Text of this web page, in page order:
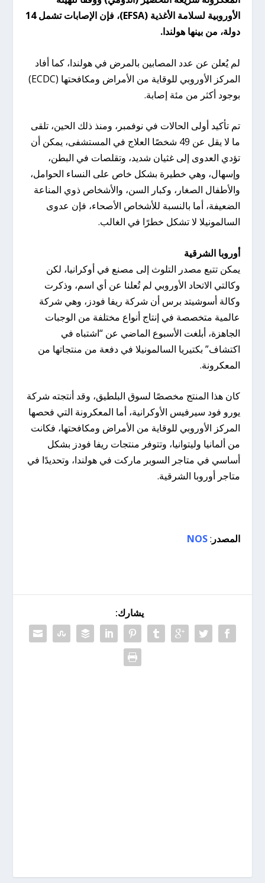
الأوروبية لسلامة الأغذية (EFSA)، فإن الإصابات تشمل 14
دولة، من بينها هولندا.
لم يُعلن عن عدد المصابين بالمرض في هولندا، كما أفاد
المركز الأوروبي للوقاية من الأمراض ومكافحتها (ECDC)
بوجود أكثر من مئة إصابة.
تم تأكيد أولى الحالات في نوفمبر، ومنذ ذلك الحين، تلقى
ما لا يقل عن 49 شخصًا العلاج في المستشفى، يمكن أن
تؤدي العدوى إلى غثيان شديد، وتقلصات في البطن،
وإسهال، وهي خطيرة بشكل خاص على النساء الحوامل،
والأطفال الصغار، وكبار السن، والأشخاص ذوي المناعة
الضعيفة، أما بالنسبة للأشخاص الأصحاء، فإن عدوى
السالمونيلا لا تشكل خطرًا في الغالب.
أوروبا الشرقية
يمكن تتبع مصدر التلوث إلى مصنع في أوكرانيا، لكن
وكالتي الاتحاد الأوروبي لم تُعلنا عن أي اسم، وذكرت
وكالة أسوشيتد برس أن شركة ريفا فودز، وهي شركة
عالمية متخصصة في إنتاج أنواع مختلفة من الوجبات
الجاهزة، أبلغت الأسبوع الماضي عن “اشتباه في
اكتشاف” بكتيريا السالمونيلا في دفعة من منتجاتها من
المعكرونة.
كان هذا المنتج مخصصًا لسوق البلطيق، وقد أنتجته شركة
يورو فود سيرفيس الأوكرانية، أما المعكرونة التي فحصها
المركز الأوروبي للوقاية من الأمراض ومكافحتها، فكانت
من ألمانيا وليتوانيا، وتتوفر منتجات ريفا فودز بشكل
أساسي في متاجر السوبر ماركت في هولندا، وتحديدًا في
متاجر أوروبا الشرقية.
المصدر :
NOS
يشارك: